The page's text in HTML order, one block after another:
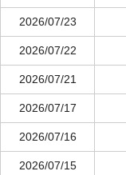
2026/07/23
2026/07/22
2026/07/21
2026/07/17
2026/07/16
2026/07/15